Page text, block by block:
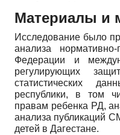
Материалы и
Исследование было
анализа
Федерации и
регулирующих
статистических
республики, в том
правам ребенка РД,
анализа публикаций
детей в Дагестане.